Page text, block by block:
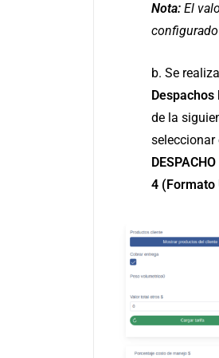
Nota: El
b. Se
Despachos
de la
seleccionar
4 (Formato